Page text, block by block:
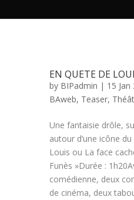
EN QUETE DE
by BIPadmin | 15 Jan
BAweb, Teaser,
Une fantaisie drôle,
autour d’une icône
Louis ou La face
Funès »Durée :
comédienne, deux
de cinéma, deux